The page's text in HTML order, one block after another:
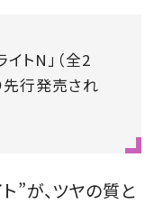
トN」（全2
先行発売され
”が、ツヤの質と